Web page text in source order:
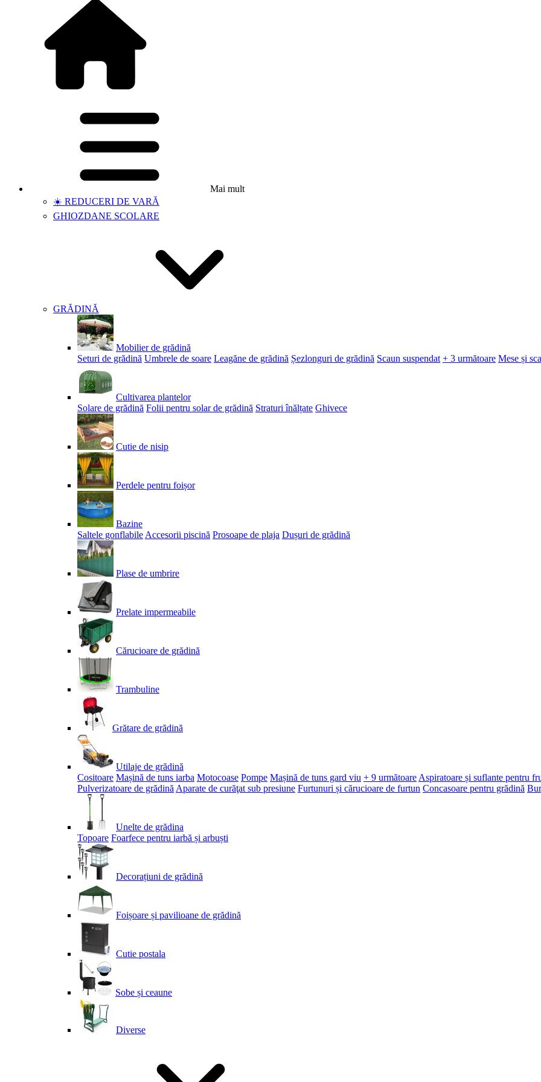
Mai mult
☀️ REDUCERI DE VARĂ
GHIOZDANE SCOLARE
GRĂDINĂ
Mobilier de grădină
Seturi de grădină Umbrele de soare Leagăne de grădină Șezlonguri de grădină Scaun suspendat + 3 următoare Mese și
Cultivarea plantelor
Solare de grădină Folii pentru solar de grădină Straturi înălțate Ghivece
Cutie de nisip
Perdele pentru foișor
Bazine
Saltele gonflabile Accesorii piscină Prosoape de plaja Dușuri de grădină
Plase de umbrire
Prelate impermeabile
Cărucioare de grădină
Trambuline
Grătare de grădină
Utilaje de grădină
Cositoare Mașină de tuns iarba Motocoase Pompe Mașină de tuns gard viu + 9 următoare Aspiratoare și suflante pentru
Pulverizatoare de grădină Aparate de curăţat sub presiune Furtunuri și cărucioare de furtun Concasoare pentru grădină
Unelte de grădina
Topoare Foarfece pentru iarbă și arbuști
Decorațiuni de grădină
Foișoare și pavilioane de grădină
Cutie postala
Sobe și ceaune
Diverse